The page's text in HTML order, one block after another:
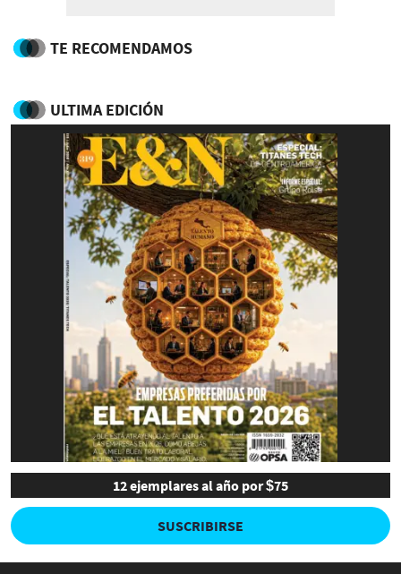
TE RECOMENDAMOS
ULTIMA EDICIÓN
12 ejemplares al año por $75
SUSCRIBIRSE